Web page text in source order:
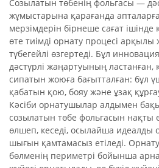
Созылатын төбенің фольгасы —
жұмыстарына қарағанда
мерзімдерін бірнеше сағат ішінде
өте тиімді орнату процесі
түбегейлі өзгертеді. Бұл
дәстүрлі жаңартуының ластанған,
сипатын жоюға бағытталған: бұл
қабатын қою, бояу және ұзақ
Кәсіби орнатушылар алдымен
созылатын төбе фольгасын нақты
өлшеп, кеседі, осылайша
шығын қамтамасыз етіледі.
бөлменің периметрі бойынша